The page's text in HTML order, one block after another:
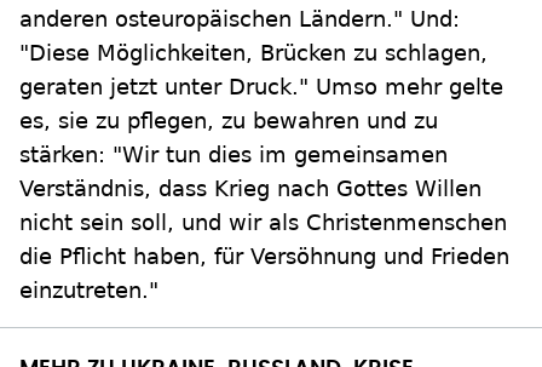
anderen osteuropäischen Ländern." Und:
"Diese Möglichkeiten, Brücken zu schlagen,
geraten jetzt unter Druck." Umso mehr gelte
es, sie zu pflegen, zu bewahren und zu
stärken: "Wir tun dies im gemeinsamen
Verständnis, dass Krieg nach Gottes Willen
nicht sein soll, und wir als Christenmenschen
die Pflicht haben, für Versöhnung und Frieden
einzutreten."